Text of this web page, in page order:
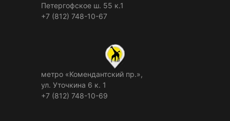
Петергофское ш. 55 к.1
+7 (812) 748-10-67
метро «Комендантский пр.»,
ул. Уточкина 6 к. 1
+7 (812) 748-10-69